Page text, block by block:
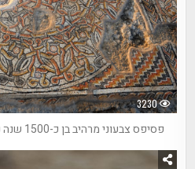
3230
פסיפס צבעוני מרהיב בן כ-1500 שנה נחשף בשדות קיבוץ בית קמה